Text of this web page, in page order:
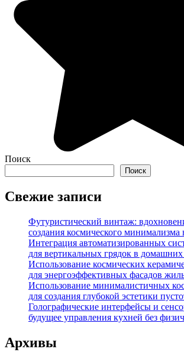
Поиск
Поиск
Свежие записи
Футуристический винтаж:
создания космического минимализма
Интеграция автоматизированных
для вертикальных грядок в
Использование космических
для энергоэффективных фасадов
Использование минималистичных
для создания глубокой эстетики
Голографические интерфейсы и
будущее управления кухней без
Архивы